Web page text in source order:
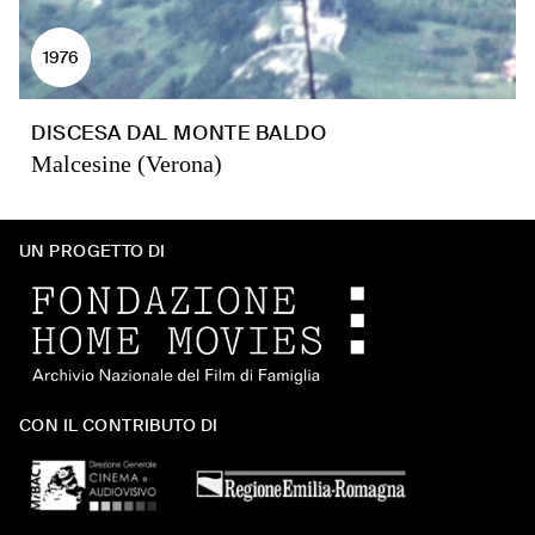
1976
DISCESA DAL MONTE BALDO
Malcesine (Verona)
UN PROGETTO DI
CON IL CONTRIBUTO DI